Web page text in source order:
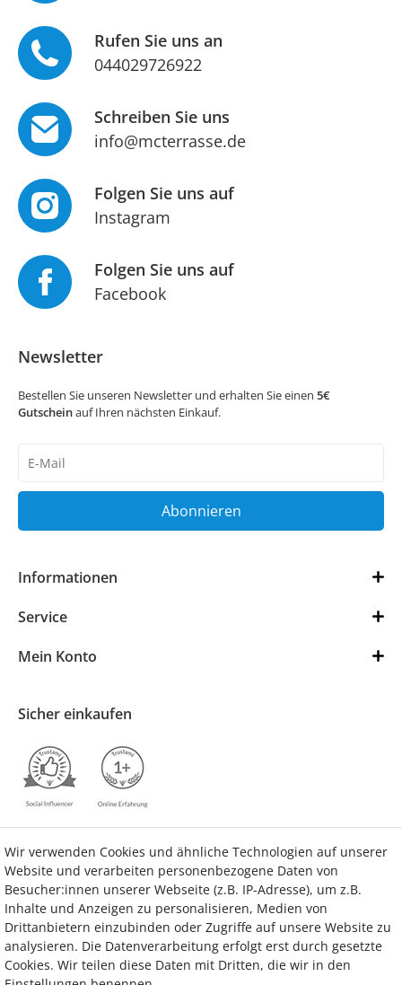
Rufen Sie uns an
044029726922
Schreiben Sie uns
info@mcterrasse.de
Folgen Sie uns auf
Instagram
Folgen Sie uns auf
Facebook
Newsletter
Bestellen Sie unseren Newsletter und erhalten Sie einen 5€
Gutscheinauf Ihren nächsten Einkauf.
Honig
Abonnieren
Informationen
Service
Mein Konto
Sicher einkaufen
Vertrag widerrufen Kontakt
Bezahlung
Wir verwenden Cookies und ähnliche Technologien auf unserer
Website und verarbeiten personenbezogene Daten von
Besucher:innen unserer Webseite (z.B. IP-Adresse), um z.B.
Inhalte und Anzeigen zu personalisieren, Medien von
Drittanbietern einzubinden oder Zugriffe auf unsere Website zu
analysieren. Die Datenverarbeitung erfolgt erst durch gesetzte
Cookies. Wir teilen diese Daten mit Dritten, die wir in den